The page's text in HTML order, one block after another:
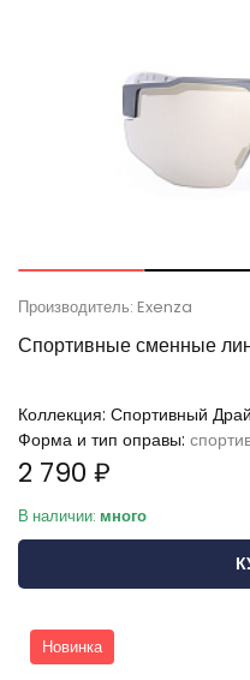
Производитель: Exenza
Спортивные сменные
Коллекция: Спортивный
Форма и тип оправы:
2 790 ₽
В наличии: много
Новинка